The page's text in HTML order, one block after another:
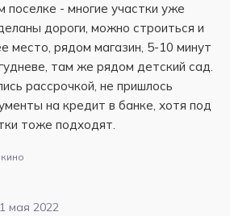
поселке - многие участки уже
дороги, можно строиться и
место, рядом магазин, 5-10 минут
там же рядом детский сад.
рассрочкой, не пришлось
на кредит в банке, хотя под
тоже подходят.
мая 2022